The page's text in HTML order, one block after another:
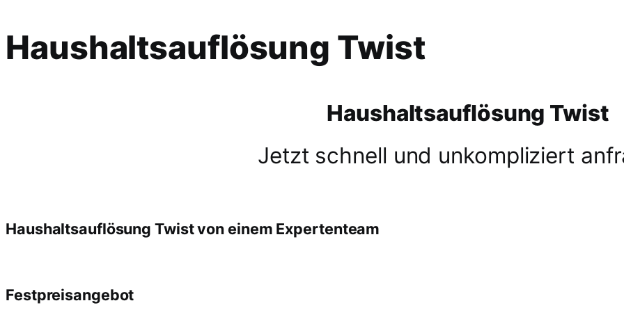
Haushaltsauflösung Twist
Haushaltsauflösung Twist
Jetzt schnell und unkompliziert
Haushaltsauflösung Twist von einem Expertenteam
Festpreisangebot